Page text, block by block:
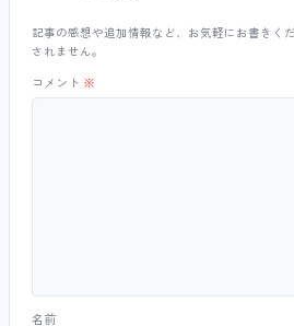
記事の感想や追加情報など、お気軽にお書きく
されません。
コメント ※
名前